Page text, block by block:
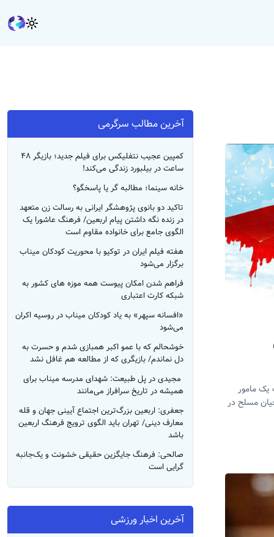
یک مامور
مسلح در
آخرین مطالب سرگرمی
کمپین عجیب نتفلیکس برای فیلم جدید؛ بازیگر ۴۸
ساعت در بیلبورد زندگی می‌کند!
خانه سینما؛ مطالبه گر یا پاسخگو؟
تاکید دو بانوی پژوهشگر ایرانی به رسالت زن متعهد
در زنده نگه داشتن پیام اربعین/ فرهنگ عاشورا یک
الگوی جامع برای خانواده مقاوم است
هفته فیلم ایران در توکیو با محوریت کودکان میناب
برگزار می‌شود
فراهم شدن امکان پیوست همه موزه های کشور به
شبکه کارت اعتباری
«افسانه سپهر» به یاد کودکان میناب در روسیه اکران
می‌شود
خوشحالم که با عمو اکبر همبازی شدم و حسرت به
دل نماندم/ بازیگری که از مطالعه هم غافل نشد
‌ مجیدی در پل طبیعت: شهدای مدرسه میناب برای
همیشه در تاریخ سرافراز می‌مانند
جعفری: اربعین بزرگ‌ترین اجتماع آیینی جهان و قله
معارف دینی/ تهران باید الگوی ترویج فرهنگ اربعین
باشد
صالحی: فرهنگ جایگزین حقیقی خشونت و یک‌جانبه
گرایی است
آخرین اخبار ورزشی